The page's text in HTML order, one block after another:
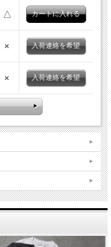
△
× 入荷連絡を希望
× 入荷連絡を希望